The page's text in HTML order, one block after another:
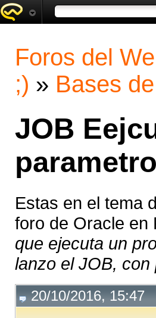
Foros del
;) » Bases
JOB
Estas en el tema
foro de Oracle
que ejecuta un
lanzo el JOB,
20/10/2016, 15:47